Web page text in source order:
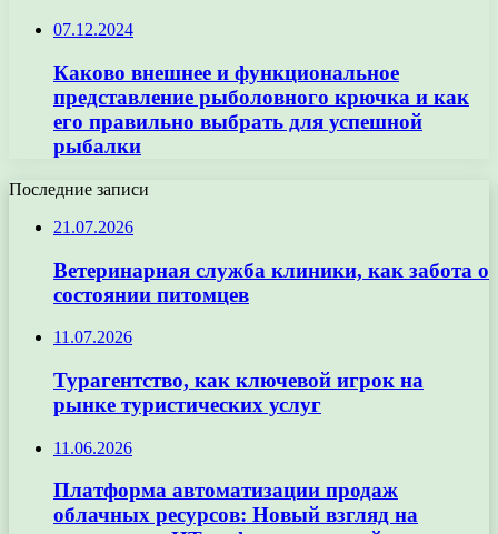
07.12.2024
Каково внешнее и функциональное
представление рыболовного крючка и как
его правильно выбрать для успешной
рыбалки
Последние записи
21.07.2026
Ветеринарная служба клиники, как забота о
состоянии питомцев
11.07.2026
Турагентство, как ключевой игрок на
рынке туристических услуг
11.06.2026
Платформа автоматизации продаж
облачных ресурсов: Новый взгляд на